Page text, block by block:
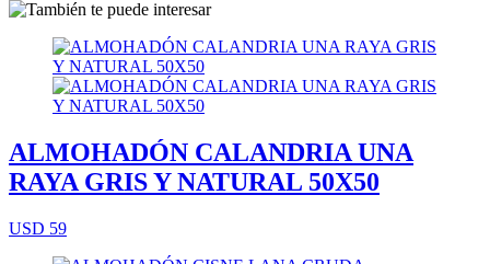
ALMOHADÓN CALANDRIA UNA
RAYA GRIS Y NATURAL 50X50
USD 59